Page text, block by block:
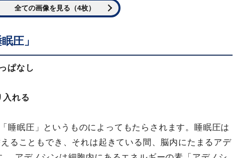
全ての画像を見る（4枚）
圧」
ぱなし
れる
睡眠圧」というものによってもたらされます。睡眠圧は
ることもでき、それは起きている間、脳内にたまるアデ